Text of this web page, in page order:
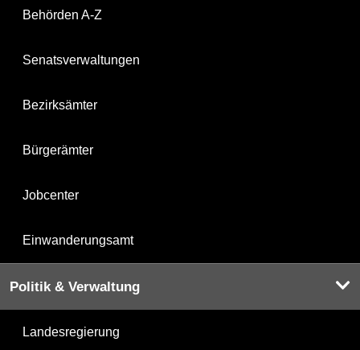
Behörden A-Z
Senatsverwaltungen
Bezirksämter
Bürgerämter
Jobcenter
Einwanderungsamt
Politik & Verwaltung
Landesregierung